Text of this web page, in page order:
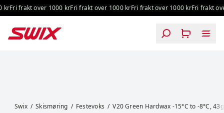
Hopp til innhold
Fri frakt over 1000 krFri frakt over 1000 krFri frakt over 1000 krFri frakt
Swix Skismøring Festevoks V20 Green Hardwax -15°C to -8°C, 43g